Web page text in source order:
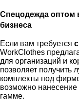
Спецодежда оптом
бизнеса
Если вам требуется
WorkClothes
для организаций и
позволяет получить
комплекты под
возможно нанесение
гамме.